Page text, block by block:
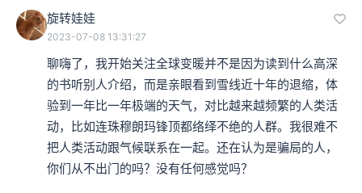
旋转娃娃
2023-07-08 13:31:27
聊嗨了，我开始关注全球变暖并不是因为读到什么高深
的书听别人介绍，而是亲眼看到雪线近十年的退缩，体
验到一年比一年极端的天气，对比越来越频繁的人类活
动，比如连珠穆朗玛锋顶都络绎不绝的人群。我很难不
把人类活动跟气候联系在一起。还在认为是骗局的人，
你们从不出门的吗？没有任何感觉吗？